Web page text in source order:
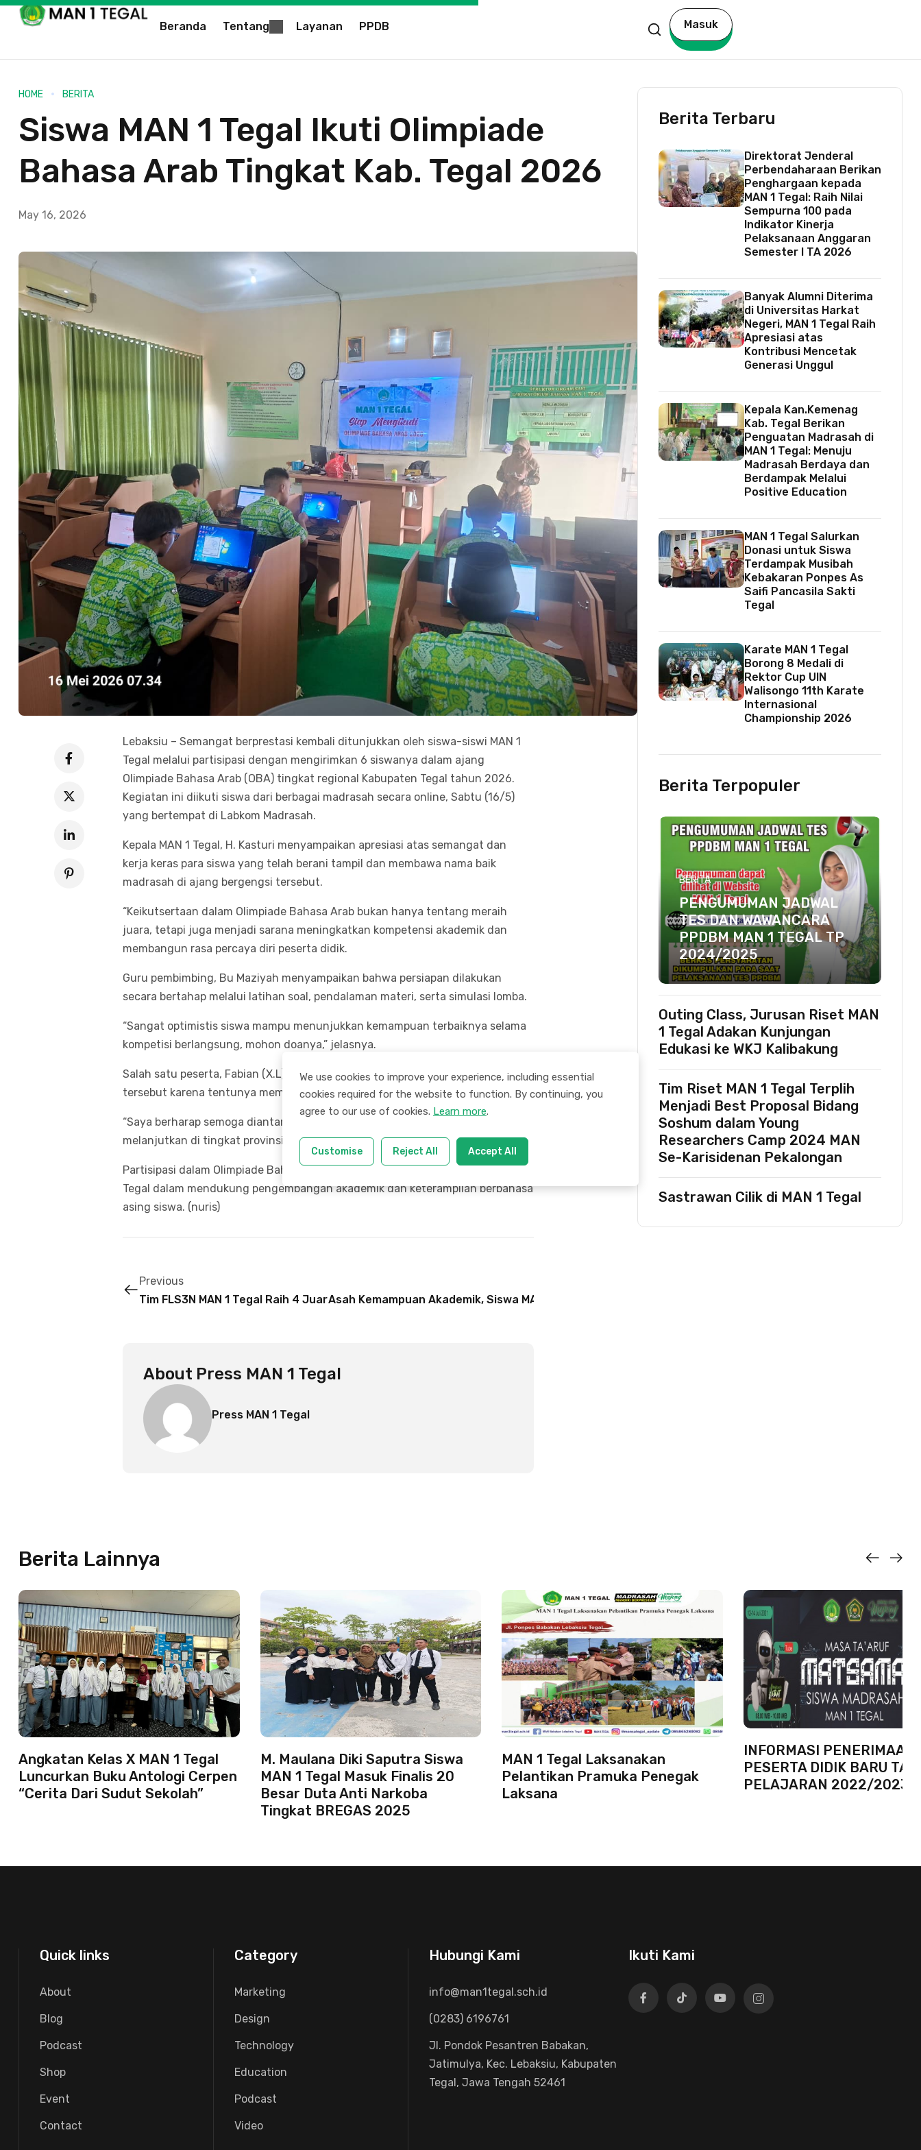
Beranda Tentang Layanan PPDB Masuk
HOME BERITA
Siswa MAN 1 Tegal Ikuti Olimpiade
Bahasa Arab Tingkat Kab. Tegal 2026
May 16, 2026
Lebaksiu – Semangat berprestasi kembali ditunjukkan oleh siswa-siswi MAN 1
Tegal melalui partisipasi dengan mengirimkan 6 siswanya dalam ajang
Olimpiade Bahasa Arab (OBA) tingkat regional Kabupaten Tegal tahun 2026.
Kegiatan ini diikuti siswa dari berbagai madrasah secara online, Sabtu (16/5)
yang bertempat di Labkom Madrasah.
Kepala MAN 1 Tegal, H. Kasturi menyampaikan apresiasi atas semangat dan
kerja keras para siswa yang telah berani tampil dan membawa nama baik
madrasah di ajang bergengsi tersebut.
“Keikutsertaan dalam Olimpiade Bahasa Arab bukan hanya tentang meraih
juara, tetapi juga menjadi sarana meningkatkan kompetensi akademik dan
membangun rasa percaya diri peserta didik.
Guru pembimbing, Bu Maziyah menyampaikan bahwa persiapan dilakukan
secara bertahap melalui latihan soal, pendalaman materi, serta simulasi lomba.
“Sangat optimistis siswa mampu menunjukkan kemampuan terbaiknya selama
kompetisi berlangsung, mohon doanya,” jelasnya.
Salah satu peserta, Fabian (X.L) mengaku senang dapat mengikuti kompetisi
tersebut karena tentunya memperoleh pengalaman baru.
“Saya berharap semoga diantara kami ada yang lolos di tingkat kabupaten dan
melanjutkan di tingkat provinsi,” tandasnya.
Partisipasi dalam Olimpiade Bahasa Arab ini menjadi bukti komitmen MAN 1
Tegal dalam mendukung pengembangan akademik dan keterampilan berbahasa
asing siswa. (nuris)
Previous
Tim FLS3N MAN 1 Tegal Raih 4 Juara di FLS3N Tingkat Kabupaten Tegal 2026
Asah Kemampuan Akademik, Siswa MAN 1 Tegal Berkompetisi di OSMA Tingkat Kabupaten Tegal 2026
About Press MAN 1 Tegal
Press MAN 1 Tegal
Berita Terbaru
Direktorat Jenderal
Perbendaharaan Berikan
Penghargaan kepada
MAN 1 Tegal: Raih Nilai
Sempurna 100 pada
Indikator Kinerja
Pelaksanaan Anggaran
Semester I TA 2026
Banyak Alumni Diterima
di Universitas Harkat
Negeri, MAN 1 Tegal Raih
Apresiasi atas
Kontribusi Mencetak
Generasi Unggul
Kepala Kan.Kemenag
Kab. Tegal Berikan
Penguatan Madrasah di
MAN 1 Tegal: Menuju
Madrasah Berdaya dan
Berdampak Melalui
Positive Education
MAN 1 Tegal Salurkan
Donasi untuk Siswa
Terdampak Musibah
Kebakaran Ponpes As
Saifi Pancasila Sakti
Tegal
Karate MAN 1 Tegal
Borong 8 Medali di
Rektor Cup UIN
Walisongo 11th Karate
Internasional
Championship 2026
Berita Terpopuler
BERITA
PENGUMUMAN JADWAL
TES DAN WAWANCARA
PPDBM MAN 1 TEGAL TP
2024/2025
Outing Class, Jurusan Riset MAN
1 Tegal Adakan Kunjungan
Edukasi ke WKJ Kalibakung
Tim Riset MAN 1 Tegal Terplih
Menjadi Best Proposal Bidang
Soshum dalam Young
Researchers Camp 2024 MAN
Se-Karisidenan Pekalongan
Sastrawan Cilik di MAN 1 Tegal
Berita Lainnya
Angkatan Kelas X MAN 1 Tegal
Luncurkan Buku Antologi Cerpen
“Cerita Dari Sudut Sekolah”
M. Maulana Diki Saputra Siswa
MAN 1 Tegal Masuk Finalis 20
Besar Duta Anti Narkoba
Tingkat BREGAS 2025
MAN 1 Tegal Laksanakan
Pelantikan Pramuka Penegak
Laksana
INFORMASI PENERIMAAN
PESERTA DIDIK BARU
PELAJARAN 2022/2023
Quick links
About
Blog
Podcast
Shop
Event
Contact
Category
Marketing
Design
Technology
Education
Podcast
Video
Hubungi Kami
info@man1tegal.sch.id
(0283) 6196761
Jl. Pondok Pesantren Babakan,
Jatimulya, Kec. Lebaksiu, Kabupaten
Tegal, Jawa Tengah 52461
Ikuti Kami
We use cookies to improve your experience, including essential
cookies required for the website to function. By continuing, you
agree to our use of cookies. Learn more.
Customise Reject All Accept All